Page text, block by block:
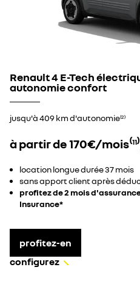
Renault 4 E-Tech
autonomie confort​
jusqu'à 409 km d'autonomie(2)
à partir de 170€/mois⁽11
location longue durée 37 mois​
sans apport client après
profitez de 2 mois
Insurance*
profitez-en
configurez